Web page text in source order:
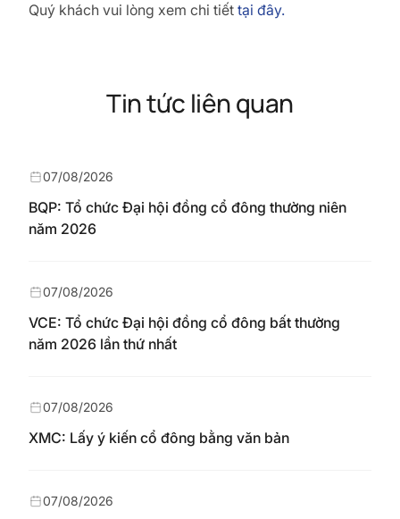
Quý khách vui lòng xem chi tiết tại đây.
Tin tức liên quan
BQP: Tổ chức Đại hội đồng cổ đông thường niên
năm 2026
07/08/2026
VCE: Tổ chức Đại hội đồng cổ đông bất thường
năm 2026 lần thứ nhất
07/08/2026
XMC: Lấy ý kiến cổ đông bằng văn bản
07/08/2026
07/08/2026